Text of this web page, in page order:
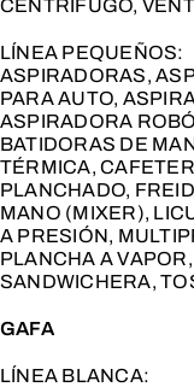
CENTRÍFUGO,
LÍNEA PEQUEÑOS:
ASPIRADORAS,
PARA AUTO,
ASPIRADORA
BATIDORAS DE
TÉRMICA,
PLANCHADO,
MANO (MIXER),
A PRESIÓN,
PLANCHA A
SANDWICHERA,
GAFA
LÍNEA BLANCA: